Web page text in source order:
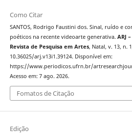
Como Citar
SANTOS, Rodrigo Faustini dos. Sinal, ruído e
poéticos na recente videoarte generativa. ARJ
Revista de Pesquisa em Artes, Natal, v. 13, n.
10.36025/arj.v13i1.39124. Disponível em:
https://www.periodicos.ufrn.br/
Acesso em: 7 ago. 2026.
Fomatos de Citação
Edição